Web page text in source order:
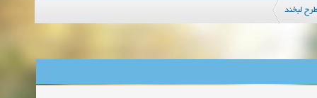
لبخند